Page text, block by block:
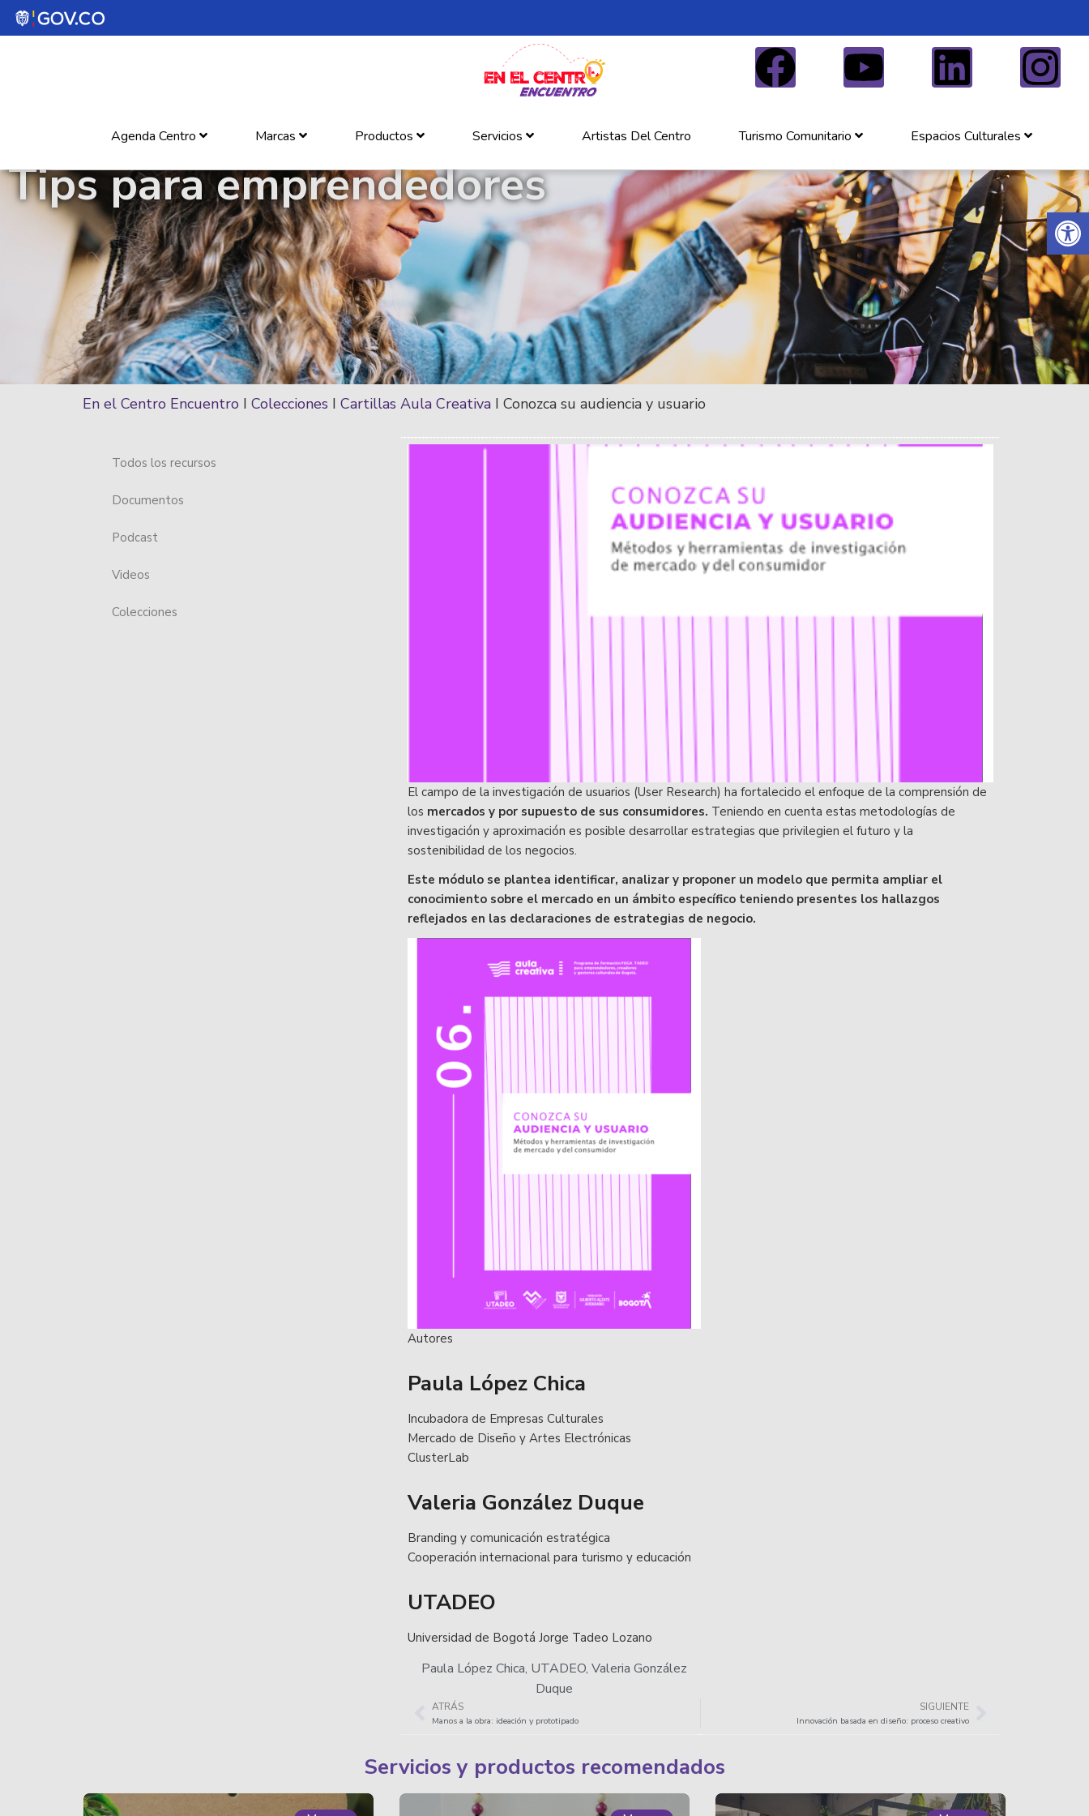
Abrir
Agenda Centro Marcas Productos Servicios Artistas Del Centro Turismo Comunitario Espacios Culturales
Tips para emprendedores
En el Centro Encuentro I Colecciones I Cartillas Aula Creativa I Conozca su audiencia y usuario
Todos los recursos
Documentos
Podcast
Videos
Colecciones
El campo de la investigación de usuarios (User Research) ha fortalecido el enfoque de la comprensión de
los mercados y por supuesto de sus consumidores. Teniendo en cuenta estas metodologías de
investigación y aproximación es posible desarrollar estrategias que privilegien el futuro y la
sostenibilidad de los negocios.
Este módulo se plantea identificar, analizar y proponer un modelo que permita ampliar el
conocimiento sobre el mercado en un ámbito específico teniendo presentes los hallazgos
reflejados en las declaraciones de estrategias de negocio.
Autores
Paula López Chica
Incubadora de Empresas Culturales
Mercado de Diseño y Artes Electrónicas
ClusterLab
Valeria González Duque
Branding y comunicación estratégica
Cooperación internacional para turismo y educación
UTADEO
Universidad de Bogotá Jorge Tadeo Lozano
Paula López Chica, UTADEO,Valeria González
Duque
ATRÁS
Manos a la obra: ideación y prototipado
SIGUIENTE
Innovación basada en diseño: proceso creativo
Servicios y productos recomendados